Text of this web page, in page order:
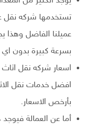
تستخدمها شركه
عميلنا الفاضل وهذا
بسرعة كبيرة بدون اي
اسعار شركه نقل اثاث
افضل خدمات نقل
بأرخص الاسعار.
أما عن العمالة